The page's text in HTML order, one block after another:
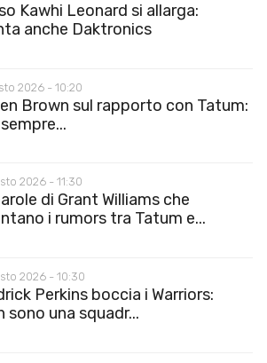
Kawhi Leonard si allarga:
anche Daktronics
2026 - 10:20
Brown sul rapporto con Tatum:
sempre...
2026 - 11:30
di Grant Williams che
i rumors tra Tatum e...
2026 - 10:30
Perkins boccia i Warriors:
sono una squadr...